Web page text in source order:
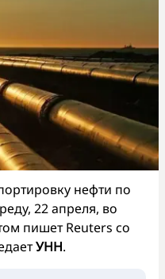
нефти по
22 апреля, во
пишет Reuters со
УНН.